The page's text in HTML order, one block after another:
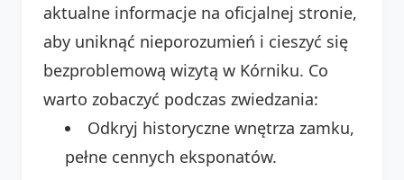
aktualne informacje na oficjalnej stronie,
aby uniknąć nieporozumień i cieszyć się
bezproblemową wizytą w Kórniku. Co
warto zobaczyć podczas zwiedzania:
Odkryj historyczne wnętrza zamku,
pełne cennych eksponatów.